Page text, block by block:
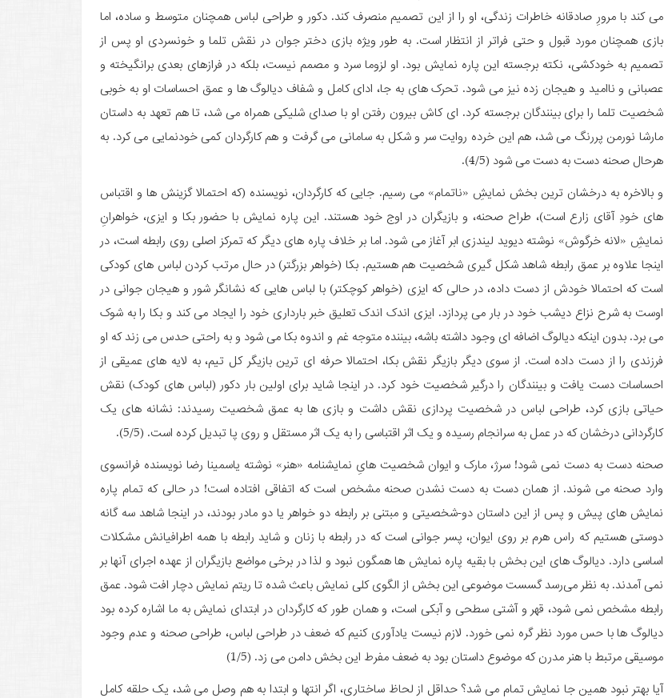
می کند با مرورِ صادقانه خاطرات زندگی، او را از این تصمیم منصرف کند. دکور و طراحی لباس همچنان متوسط و ساده، اما
بازی همچنان مورد قبول و حتی فراتر از انتظار است. به طور ویژه بازی دختر جوان در نقش تلما و خونسردی او پس از
تصمیم به خودکشی، نکته برجسته این پاره نمایش بود. او لزوما سرد و مصمم نیست، بلکه در فرازهای بعدی برانگیخته و
عصبانی و ناامید و هیجان زده نیز می شود. تحرک های به جا، ادای کامل و شفاف دیالوگ ها و عمق احساسات او به خوبی
شخصیت تلما را برای بینندگان برجسته کرد. ای کاش بیرون رفتن او با صدای شلیکی همراه می شد، تا هم تعهد به داستان
مارشا نورمن پررنگ می شد، هم این خرده روایت سر و شکل به سامانی می گرفت و هم کارگردان کمی خودنمایی می کرد. به
هرحال صحنه دست به دست می شود (4/5).
و بالاخره به درخشان ترین بخش نمایشِ «ناتمام» می رسیم. جایی که کارگردان، نویسنده (که احتمالا گزینش ها و اقتباس
های خودِ آقای زارع است)، طراح صحنه، و بازیگران در اوج خود هستند. این پاره نمایش با حضور بکا و ایزی، خواهرانِ
نمایشِ «لانه خرگوش» نوشته دیوید لیندزی ابر آغاز می شود. اما بر خلاف پاره های دیگر که تمرکز اصلی روی رابطه است، در
اینجا علاوه بر عمق رابطه شاهد شکل گیری شخصیت هم هستیم. بکا (خواهر بزرگتر) در حال مرتب کردن لباس های کودکی
است که احتمالا خودش از دست داده، در حالی که ایزی (خواهر کوچکتر) با لباس هایی که نشانگر شور و هیجان جوانی در
اوست به شرح نزاع دیشب خود در بار می پردازد. ایزی اندک اندک تعلیق خبر بارداری خود را ایجاد می کند و بکا را به شوک
می برد. بدون اینکه دیالوگ اضافه ای وجود داشته باشه، بیننده متوجه غم و اندوه بکا می شود و به راحتی حدس می زند که او
فرزندی را از دست داده است. از سوی دیگر بازیگر نقش بکا، احتمالا حرفه ای ترین بازیگر کل تیم، به لایه های عمیقی از
احساسات دست یافت و بینندگان را درگیر شخصیت خود کرد. در اینجا شاید برای اولین بار دکور (لباس های کودک) نقش
حیاتی بازی کرد، طراحی لباس در شخصیت پردازی نقش داشت و بازی ها به عمق شخصیت رسیدند: نشانه های یک
کارگردانی درخشان که در عمل به سرانجام رسیده و یک اثر اقتباسی را به یک اثر مستقل و روی پا تبدیل کرده است. (5/5).
صحنه دست به دست نمی شود! سرژ، مارک و ایوان شخصیت هایِ نمایشنامه «هنر» نوشته یاسمینا رضا نویسنده فرانسوی
وارد صحنه می شوند. از همان دست به دست نشدن صحنه مشخص است که اتفاقی افتاده است! در حالی که تمام پاره
نمایش های پیش و پس از این داستان دو-شخصیتی و مبتنی بر رابطه دو خواهر یا دو مادر بودند، در اینجا شاهد سه گانه
دوستی هستیم که راس هرم بر روی ایوان، پسر جوانی است که در رابطه با زنان و شاید رابطه با همه اطرافیانش مشکلات
اساسی دارد. دیالوگ های این بخش با بقیه پاره نمایش ها همگون نبود و لذا در برخی مواضع بازیگران از عهده اجرای آنها بر
نمی آمدند. به نظر می‌رسد گسست موضوعی این بخش از الگوی کلی نمایش باعث شده تا ریتم نمایش دچار افت شود. عمق
رابطه مشخص نمی شود، قهر و آشتی سطحی و آبکی است، و همان طور که کارگردان در ابتدای نمایش به ما اشاره کرده بود
دیالوگ ها با حس مورد نظر گره نمی خورد. لازم نیست یادآوری کنیم که ضعف در طراحی لباس، طراحی صحنه و عدم وجود
موسیقی مرتبط با هنر مدرن که موضوع داستان بود به ضعف مفرط این بخش دامن می زد. (1/5)
آیا بهتر نبود همین جا نمایش تمام می شد؟ حداقل از لحاظ ساختاری، اگر انتها و ابتدا به هم وصل می شد، یک حلقه کامل